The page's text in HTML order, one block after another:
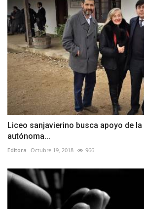
Liceo sanjavierino busca apoyo de
autónoma...
Editora Octubre 19, 2018 966